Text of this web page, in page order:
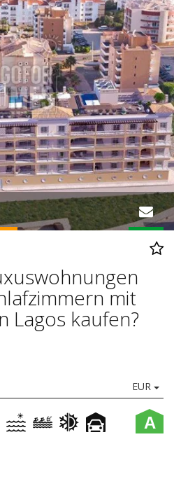
mit
Lagos kaufen?
EUR
A